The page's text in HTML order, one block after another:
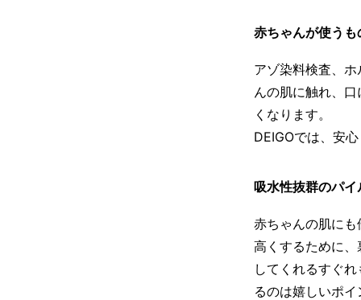
赤ちゃんが使う
アゾ染料検査、
んの肌に触れ、
くなります。
DEIGOでは、安
吸水性抜群のパイ
赤ちゃんの肌に
高くするために
してくれるすぐ
るのは嬉しいポ